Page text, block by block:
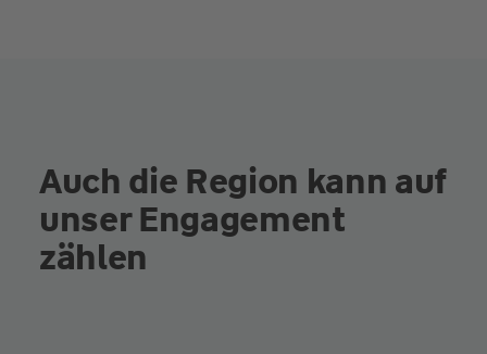
Auch die Region kann auf
unser Engagement
zählen